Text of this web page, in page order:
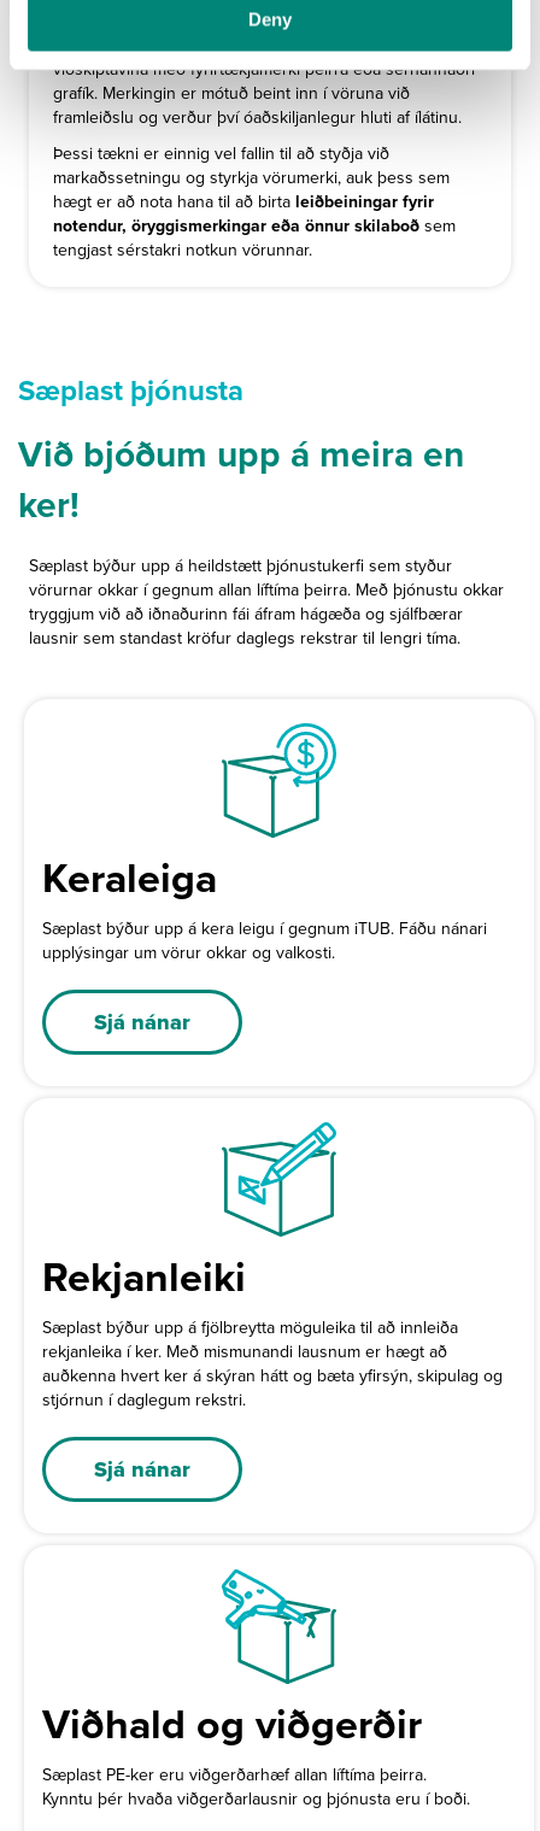
Deny
„Mould-in“ grafíker varanleg leið til að auðkenna eignir
viðskiptavina með fyrirtækjamerki þeirra eða sérhannaðri
grafík. Merkingin er mótuð beint inn í vöruna við
framleiðslu og verður því óaðskiljanlegur hluti af ílátinu.
Þessi tækni er einnig vel fallin til að styðja við
markaðssetningu og styrkja vörumerki, auk þess sem
hægt er að nota hana til að birtaleiðbeiningar fyrir
notendur, öryggismerkingar eða önnur skilaboðsem
tengjast sérstakri notkun vörunnar.
Sæplast þjónusta
Við bjóðum upp á meira en
ker!
Sæplast býður upp á heildstætt þjónustukerfi sem styður
vörurnar okkar í gegnum allan líftíma þeirra. Með þjónustu okkar
tryggjum við að iðnaðurinn fái áfram hágæða og sjálfbærar
lausnir sem standast kröfur daglegs rekstrar til lengri tíma.
Keraleiga
Sæplast býður upp á kera leigu í gegnum iTUB. Fáðu nánari
upplýsingar um vörur okkar og valkosti.
Sjá nánar
Rekjanleiki
Sæplast býður upp á fjölbreytta möguleika til að innleiða
rekjanleika í ker. Með mismunandi lausnum er hægt að
auðkenna hvert ker á skýran hátt og bæta yfirsýn, skipulag og
stjórnun í daglegum rekstri.
Sjá nánar
Viðhald og viðgerðir
Sæplast PE-ker eru viðgerðarhæf allan líftíma þeirra.
Kynntu þér hvaða viðgerðarlausnir og þjónusta eru í boði.